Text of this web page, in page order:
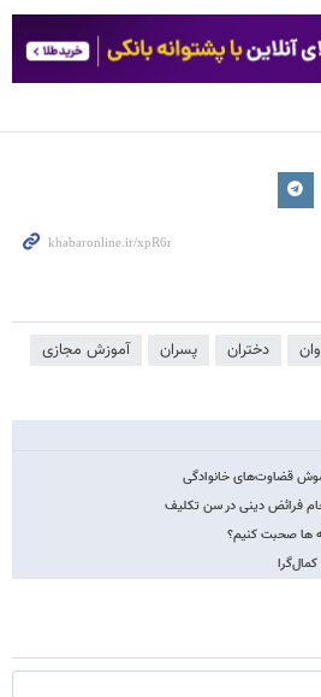
دختران پسران آموزش مجازی
قضاوت‌های خانوادگی
فرائض دینی در سن تکلیف
ها صحبت کنیم؟